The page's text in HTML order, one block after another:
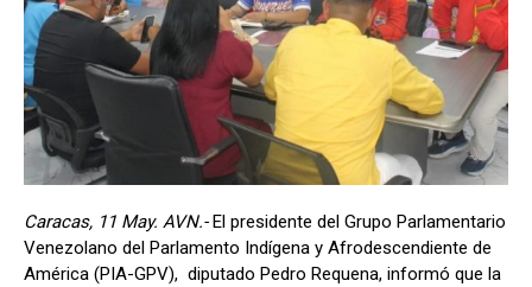
Caracas, 11 May. AVN.-El presidente del Grupo Parlamentario
Venezolano del Parlamento Indígena y Afrodescendiente de
América (PIA-GPV), diputado Pedro Requena, informó que la